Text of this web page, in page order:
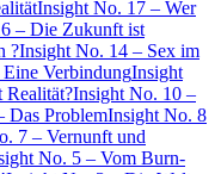
Insight No. 17 – Wer
– Die Zukunft ist
?Insight No. 14 – Sex im
VerbindungInsight
Realität?Insight No. 10 –
Das ProblemInsight No. 8
7 – Vernunft und
No. 5 – Vom Burn-